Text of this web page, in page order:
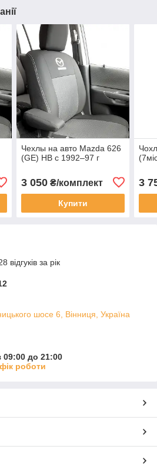
Чехлы на авто Mazda 626
(GE) НВ с 1992–97 г
3 050₴/комплект
Купити
3
відгуків за рік
шосе 6, Вінниця, Україна
09:00 до 21:00
роботи